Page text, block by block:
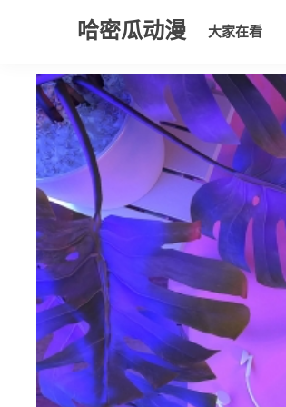
哈密瓜动漫 大家在看
大家在看 日本动漫 国产动漫